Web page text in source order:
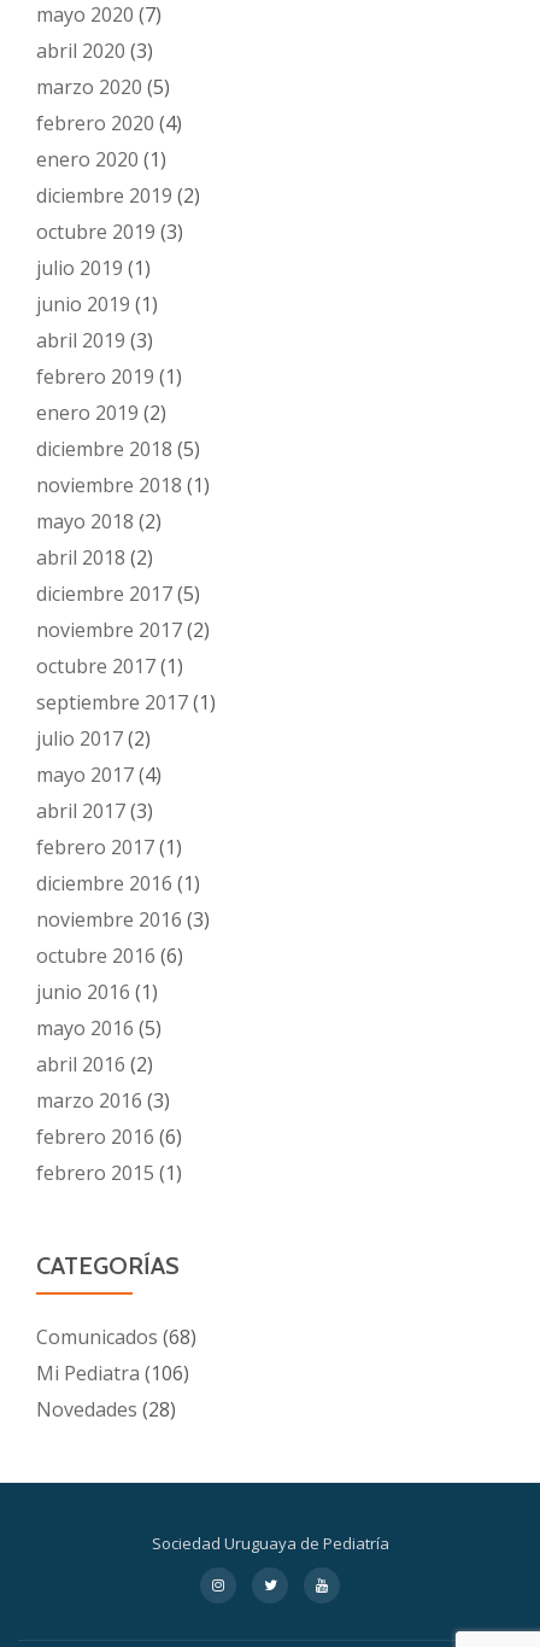
mayo 2020 (7)
abril 2020 (3)
marzo 2020 (5)
febrero 2020 (4)
enero 2020 (1)
diciembre 2019 (2)
octubre 2019 (3)
julio 2019 (1)
junio 2019 (1)
abril 2019 (3)
febrero 2019 (1)
enero 2019 (2)
diciembre 2018 (5)
noviembre 2018 (1)
mayo 2018 (2)
abril 2018 (2)
diciembre 2017(5)
noviembre 2017(2)
octubre 2017(1)
septiembre 2017(1)
julio 2017(2)
mayo 2017(4)
abril 2017(3)
febrero 2017(1)
diciembre 2016 (1)
noviembre 2016 (3)
octubre 2016 (6)
junio 2016 (1)
mayo 2016 (5)
abril 2016 (2)
marzo 2016 (3)
febrero 2016 (6)
febrero 2015 (1)
CATEGORÍAS
Comunicados (68)
Mi Pediatra (106)
Novedades (28)
Sociedad Uruguaya de Pediatría
secundario
fa-
instagram
fa-
twitter
fa-
youtube